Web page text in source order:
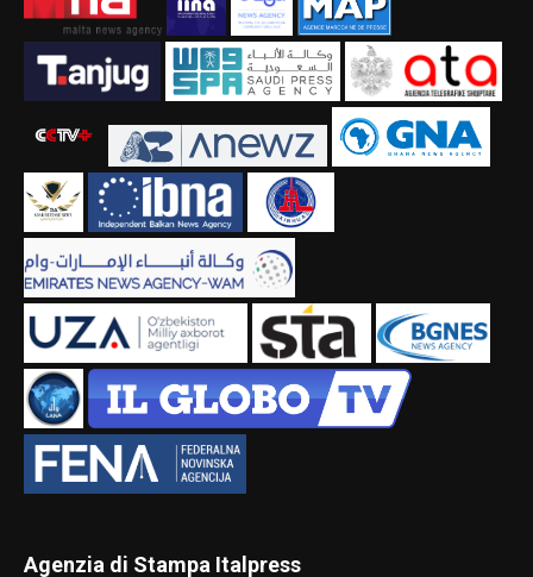
Agenzia di Stampa Italpress